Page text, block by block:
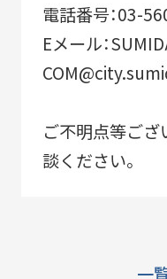
電話番号：03-
Eメール：
ご不明点等ご
談ください。
一